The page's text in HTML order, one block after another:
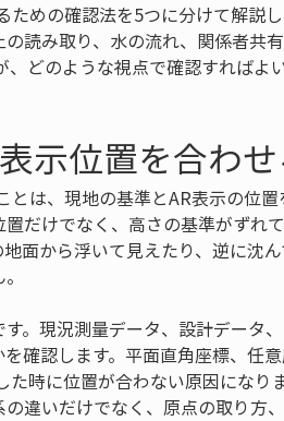
めの確認法を5つに分けて解説
読み取り、水の流れ、関係者共
どのような視点で確認すればよ
示位置を合わせ
は、現地の基準とAR表示の位
だけでなく、高さの基準がずれ
面から浮いて見えたり、逆に沈
。現況測量データ、設計データ
確認します。平面直角座標、任
時に位置が合わない原因になり
違いだけでなく、原点の取り方